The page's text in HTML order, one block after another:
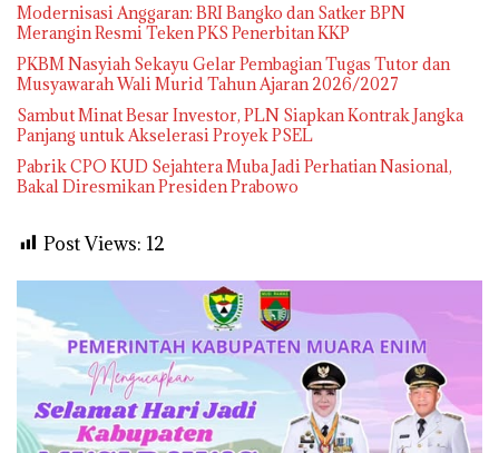
Modernisasi Anggaran: BRI Bangko dan Satker BPN
Merangin Resmi Teken PKS Penerbitan KKP
PKBM Nasyiah Sekayu Gelar Pembagian Tugas Tutor dan
Musyawarah Wali Murid Tahun Ajaran 2026/2027
Sambut Minat Besar Investor, PLN Siapkan Kontrak Jangka
Panjang untuk Akselerasi Proyek PSEL
Pabrik CPO KUD Sejahtera Muba Jadi Perhatian Nasional,
Bakal Diresmikan Presiden Prabowo
Post Views: 12